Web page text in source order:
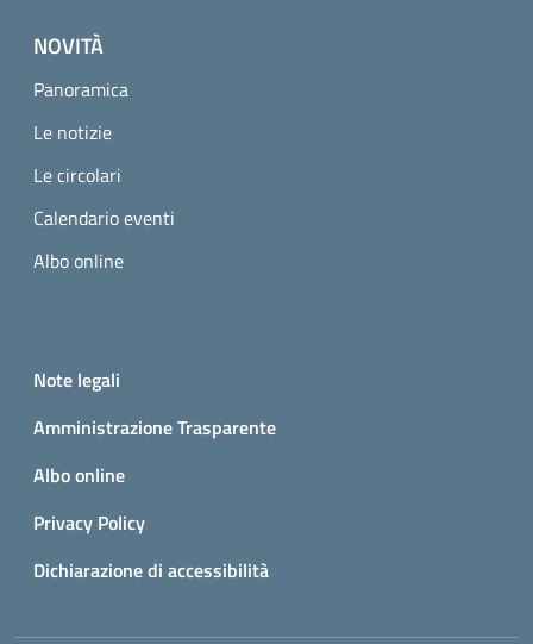
NOVITÀ
Panoramica
Le notizie
Le circolari
Calendario eventi
Albo online
Small prints
Note legali
Amministrazione Trasparente
Albo online
Privacy Policy
Dichiarazione di accessibilità